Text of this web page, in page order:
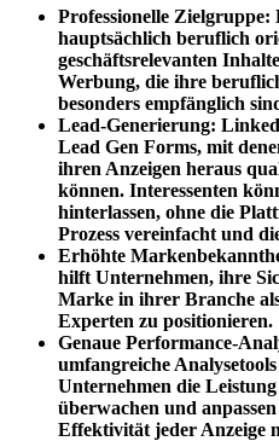
Professionelle
hauptsächlich beruflich
geschäftsrelevanten
Werbung, die ihre
besonders empfänglich
Lead-Generierung:
Lead Gen Forms, mit
ihren Anzeigen heraus
können. Interessenten
hinterlassen, ohne die
Prozess vereinfacht und
Erhöhte
hilft Unternehmen, ihre
Marke in ihrer Branche
Experten zu positionieren.
Genaue Performance-
umfangreiche
Unternehmen die
überwachen und
Effektivität jeder Anzeige